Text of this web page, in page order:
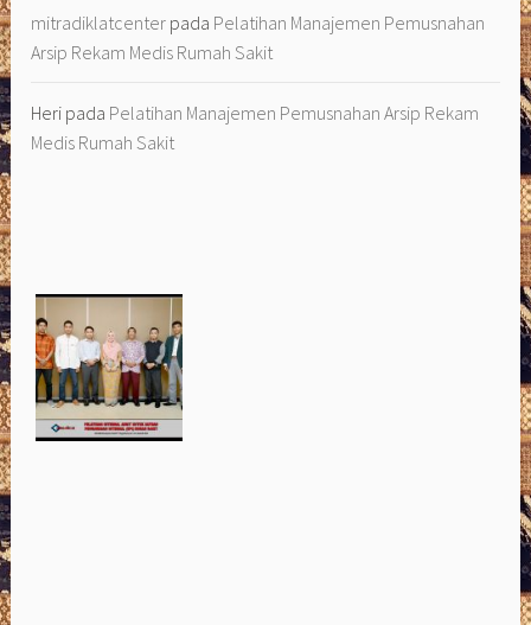
mitradiklatcenter pada Pelatihan Manajemen Pemusnahan
Arsip Rekam Medis Rumah Sakit
Heri pada Pelatihan Manajemen Pemusnahan Arsip Rekam
Medis Rumah Sakit